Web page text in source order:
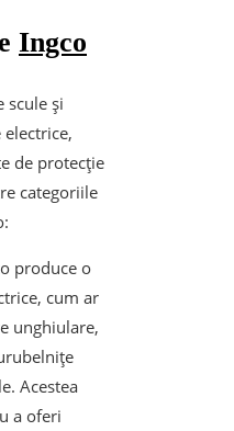
Ingco
scule și
de protecție
categoriile
produce o
cum ar
unghiulare,
Acestea
a oferi